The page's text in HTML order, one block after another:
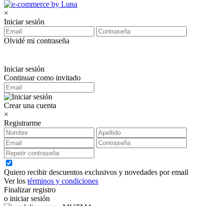
×
Iniciar sesión
Olvidé mi contraseña
Iniciar sesión
Continuar como invitado
Crear una cuenta
×
Registrarme
Quiero recibir descuentos exclusivos y novedades por email
Ver los términos y condiciones
Finalizar registro
o iniciar sesión